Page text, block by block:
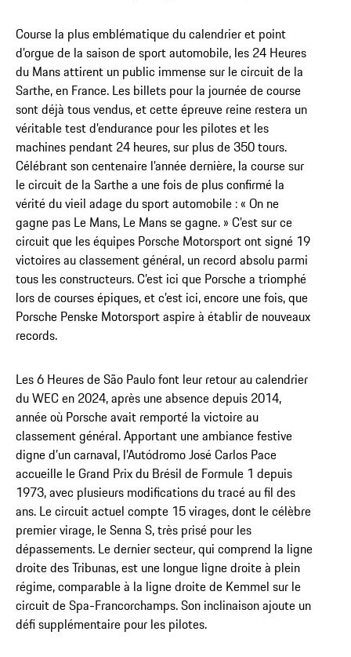
Course la plus emblématique du calendrier et point
d’orgue de la saison de sport automobile, les 24 Heures
du Mans attirent un public immense sur le circuit de la
Sarthe, en France. Les billets pour la journée de course
sont déjà tous vendus, et cette épreuve reine restera un
véritable test d’endurance pour les pilotes et les
machines pendant 24 heures, sur plus de 350 tours.
Célébrant son centenaire l’année dernière, la course sur
le circuit de la Sarthe a une fois de plus confirmé la
vérité du vieil adage du sport automobile : « On ne
gagne pas Le Mans, Le Mans se gagne. » C’est sur ce
circuit que les équipes Porsche Motorsport ont signé 19
victoires au classement général, un record absolu parmi
tous les constructeurs. C’est ici que Porsche a triomphé
lors de courses épiques, et c’est ici, encore une fois, que
Porsche Penske Motorsport aspire à établir de nouveaux
records.
Les 6 Heures de São Paulo font leur retour au calendrier
du WEC en 2024, après une absence depuis 2014,
année où Porsche avait remporté la victoire au
classement général. Apportant une ambiance festive
digne d’un carnaval, l’Autódromo José Carlos Pace
accueille le Grand Prix du Brésil de Formule 1 depuis
1973, avec plusieurs modifications du tracé au fil des
ans. Le circuit actuel compte 15 virages, dont le célèbre
premier virage, le Senna S, très prisé pour les
dépassements. Le dernier secteur, qui comprend la ligne
droite des Tribunas, est une longue ligne droite à plein
régime, comparable à la ligne droite de Kemmel sur le
circuit de Spa-Francorchamps. Son inclinaison ajoute un
défi supplémentaire pour les pilotes.